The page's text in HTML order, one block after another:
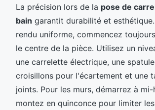
La précision lors de la pose de
bain garantit durabilité et
rendu uniforme, commencez
le centre de la pièce. Utilisez un
une carrelette électrique, une
croisillons pour l'écartement et une
joints. Pour les murs, démarrez à
montez en quinconce pour limiter